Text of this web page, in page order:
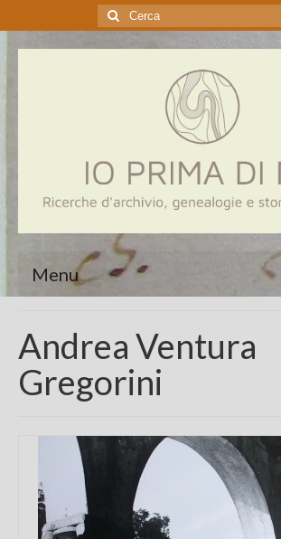
Cerca:
Menu
Genealogia
Aziende
Chi sono
Contatti
Andrea Ventura
Gregorini